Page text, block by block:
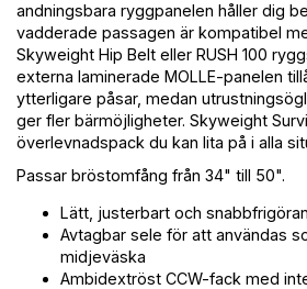
andningsbara ryggpanelen håller dig
vadderade passagen är kompatibel
Skyweight Hip Belt eller RUSH 100
externa laminerade MOLLE-panelen
ytterligare påsar, medan
ger fler bärmöjligheter. Skyweight
överlevnadspack du kan lita på i alla
Passar bröstomfång från 34" till 50".
Lätt, justerbart och
Avtagbar sele för att användas
midjeväska
Ambidextröst CCW-fack med